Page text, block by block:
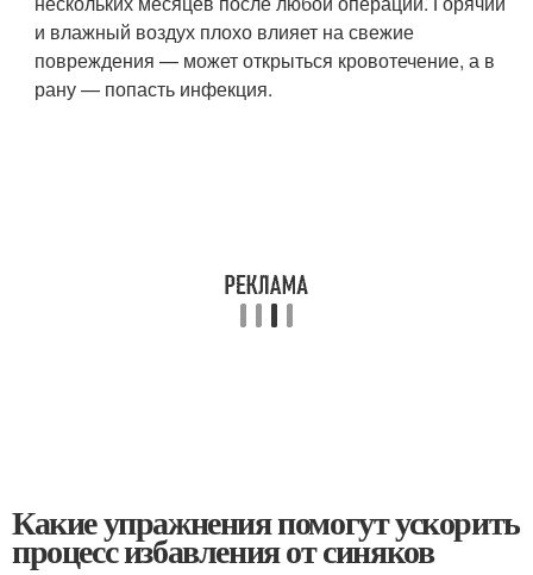
и влажный воздух плохо влияет на свежие
повреждения — может открыться кровотечение, а в
рану — попасть инфекция.
Какие упражнения помогут ускорить
процесс избавления от синяков